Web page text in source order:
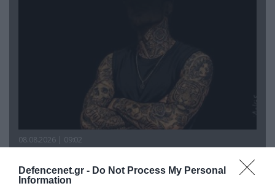
Defencenet.gr - Do Not Process My Personal
Information
08.08.2026 | 09:02
«Η απόλυτη τραγωδία»: Η «αιχμηρή» ανάρτηση
του Αρκά για τα τατουάζ (φωτο)